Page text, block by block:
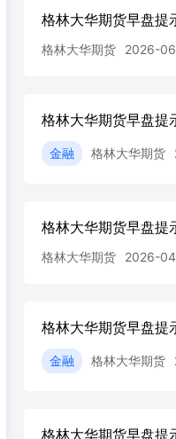
格林大华期货早盘提
格林大华期货 2026-
格林大华期货早盘提
金融 格林大华期货
格林大华期货早盘提
格林大华期货 2026-
格林大华期货早盘提
金融 格林大华期货
格林大华期货早盘提